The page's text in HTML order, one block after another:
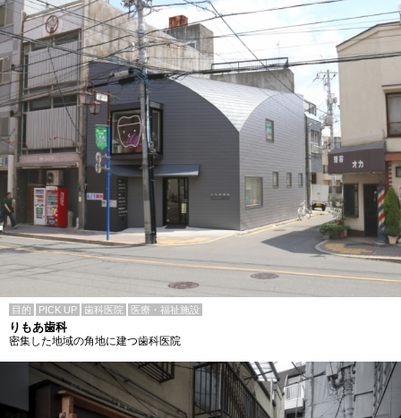
目的 PICK UP 歯科医院 医療・福祉施設
りもあ歯科
密集した地域の角地に建つ歯科医院